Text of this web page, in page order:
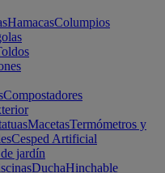
HamacasColumpios
Compostadores
MacetasTermómetros y
Cesped Artificial
jardín
DuchaHinchable